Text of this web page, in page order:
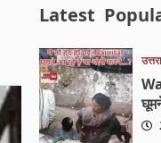
Latest